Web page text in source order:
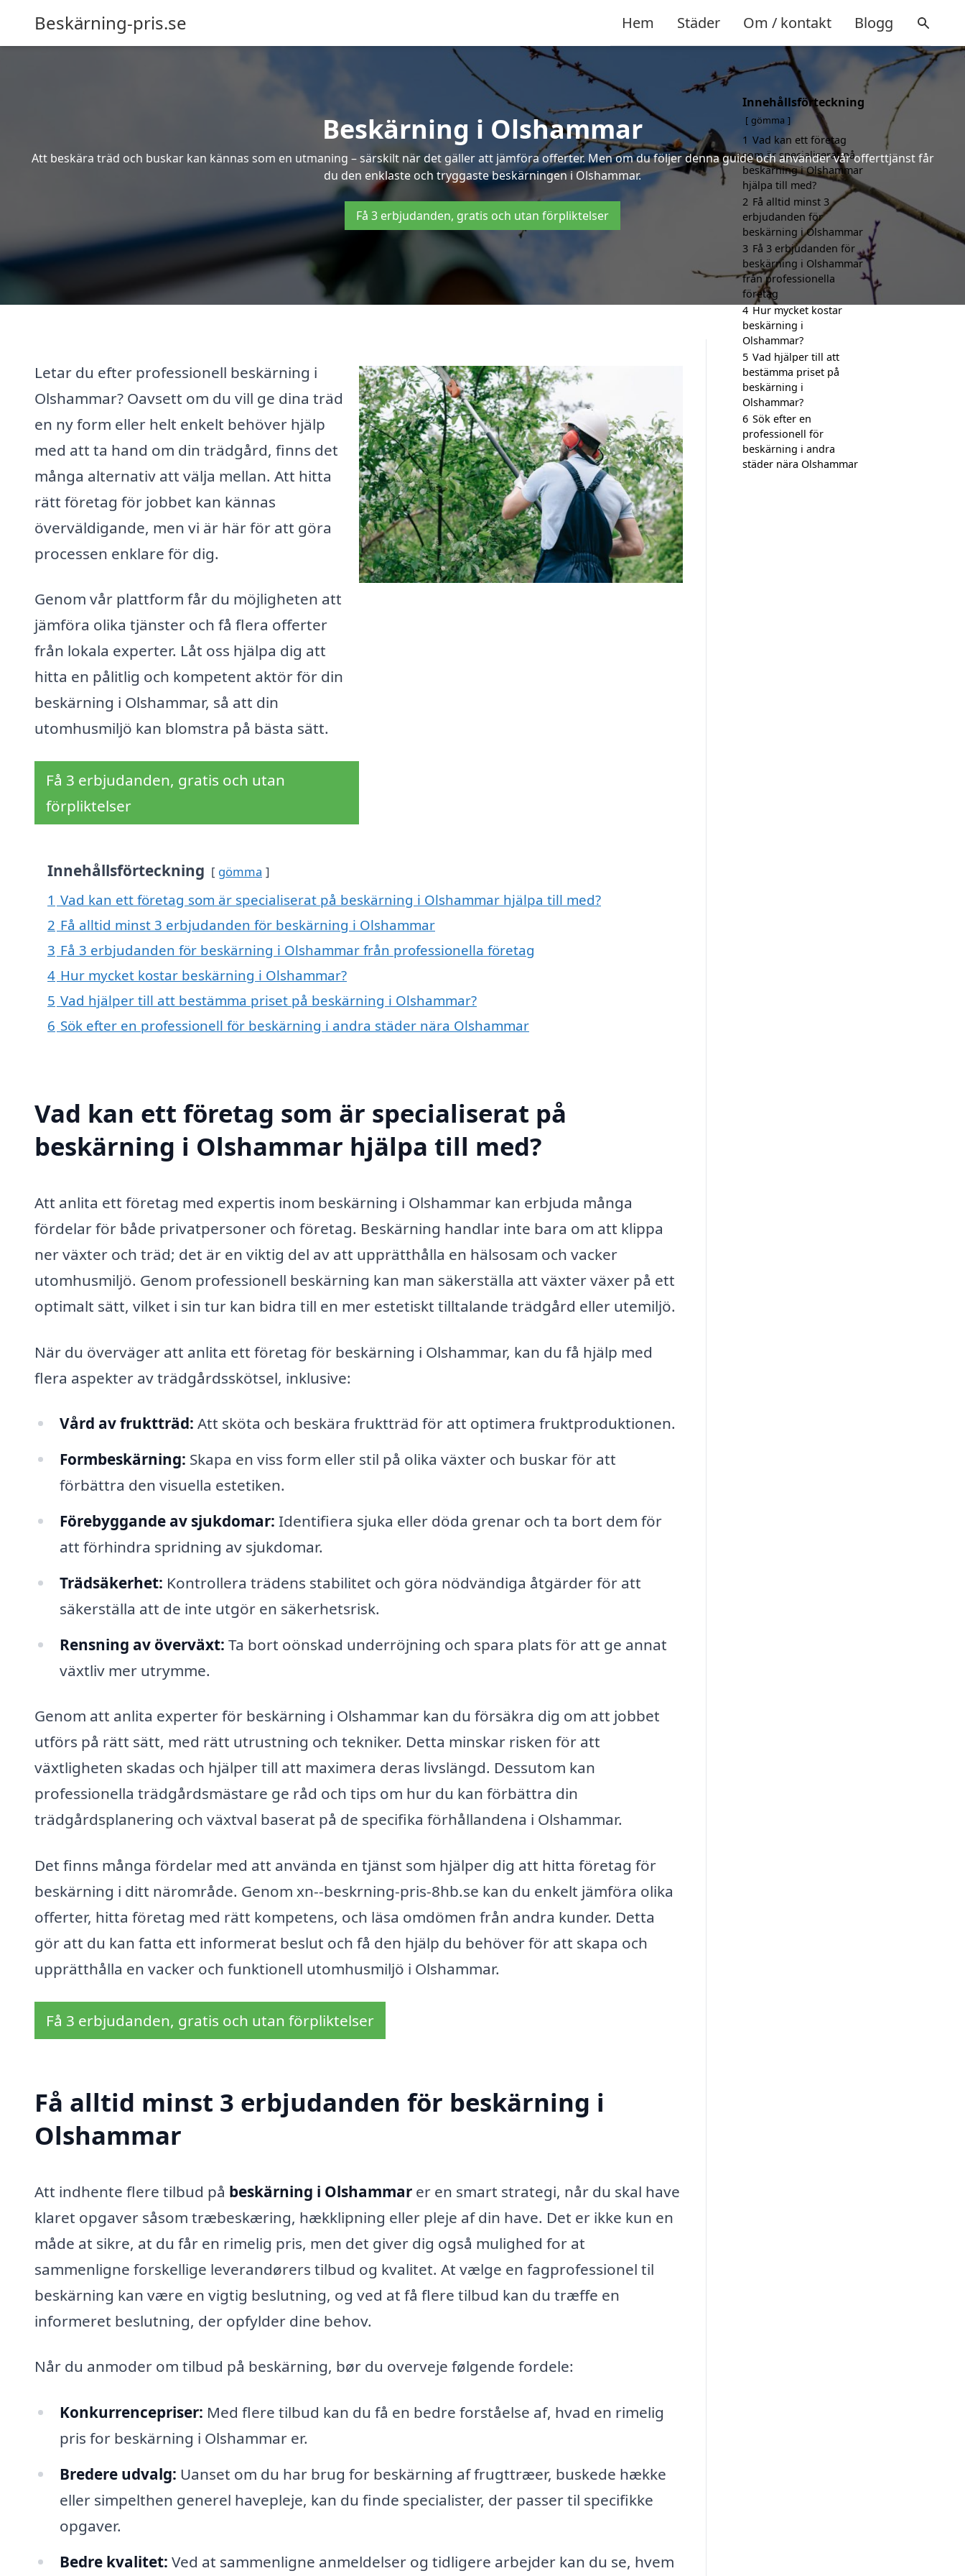
Beskärning-pris.se Hem Städer Om / kontakt Blogg
Beskärning i Olshammar
Att beskära träd och buskar kan kännas som en utmaning – särskilt när det gäller att jämföra offerter. Men om du följer denna guide och använder vår offerttjänst får
du den enklaste och tryggaste beskärningen i Olshammar.
Få 3 erbjudanden, gratis och utan förpliktelser
Letar du efter professionell beskärning i
Olshammar? Oavsett om du vill ge dina träd
en ny form eller helt enkelt behöver hjälp
med att ta hand om din trädgård, finns det
många alternativ att välja mellan. Att hitta
rätt företag för jobbet kan kännas
överväldigande, men vi är här för att göra
processen enklare för dig.
Genom vår plattform får du möjligheten att
jämföra olika tjänster och få flera offerter
från lokala experter. Låt oss hjälpa dig att
hitta en pålitlig och kompetent aktör för din
beskärning i Olshammar, så att din
utomhusmiljö kan blomstra på bästa sätt.
Få 3 erbjudanden, gratis och utan
förpliktelser
Innehållsförteckning gömma
1 Vad kan ett företag som är specialiserat på beskärning i Olshammar hjälpa till med?
2 Få alltid minst 3 erbjudanden för beskärning i Olshammar
3 Få 3 erbjudanden för beskärning i Olshammar från professionella företag
4 Hur mycket kostar beskärning i Olshammar?
5 Vad hjälper till att bestämma priset på beskärning i Olshammar?
6 Sök efter en professionell för beskärning i andra städer nära Olshammar
Vad kan ett företag som är specialiserat på
beskärning i Olshammar hjälpa till med?
Att anlita ett företag med expertis inom beskärning i Olshammar kan erbjuda många
fördelar för både privatpersoner och företag. Beskärning handlar inte bara om att klippa
ner växter och träd; det är en viktig del av att upprätthålla en hälsosam och vacker
utomhusmiljö. Genom professionell beskärning kan man säkerställa att växter växer på ett
optimalt sätt, vilket i sin tur kan bidra till en mer estetiskt tilltalande trädgård eller utemiljö.
När du överväger att anlita ett företag för beskärning i Olshammar, kan du få hjälp med
flera aspekter av trädgårdsskötsel, inklusive:
Vård av fruktträd: Att sköta och beskära fruktträd för att optimera fruktproduktionen.
Formbeskärning: Skapa en viss form eller stil på olika växter och buskar för att
förbättra den visuella estetiken.
Förebyggande av sjukdomar: Identifiera sjuka eller döda grenar och ta bort dem för
att förhindra spridning av sjukdomar.
Trädsäkerhet: Kontrollera trädens stabilitet och göra nödvändiga åtgärder för att
säkerställa att de inte utgör en säkerhetsrisk.
Rensning av överväxt: Ta bort oönskad underröjning och spara plats för att ge annat
växtliv mer utrymme.
Genom att anlita experter för beskärning i Olshammar kan du försäkra dig om att jobbet
utförs på rätt sätt, med rätt utrustning och tekniker. Detta minskar risken för att
växtligheten skadas och hjälper till att maximera deras livslängd. Dessutom kan
professionella trädgårdsmästare ge råd och tips om hur du kan förbättra din
trädgårdsplanering och växtval baserat på de specifika förhållandena i Olshammar.
Det finns många fördelar med att använda en tjänst som hjälper dig att hitta företag för
beskärning i ditt närområde. Genom xn--beskrning-pris-8hb.se kan du enkelt jämföra olika
offerter, hitta företag med rätt kompetens, och läsa omdömen från andra kunder. Detta
gör att du kan fatta ett informerat beslut och få den hjälp du behöver för att skapa och
upprätthålla en vacker och funktionell utomhusmiljö i Olshammar.
Få 3 erbjudanden, gratis och utan förpliktelser
Få alltid minst 3 erbjudanden för beskärning i
Olshammar
Att indhente flere tilbud på beskärning i Olshammar er en smart strategi, når du skal have
klaret opgaver såsom træbeskæring, hækklipning eller pleje af din have. Det er ikke kun en
måde at sikre, at du får en rimelig pris, men det giver dig også mulighed for at
sammenligne forskellige leverandørers tilbud og kvalitet. At vælge en fagprofessionel til
beskärning kan være en vigtig beslutning, og ved at få flere tilbud kan du træffe en
informeret beslutning, der opfylder dine behov.
Når du anmoder om tilbud på beskärning, bør du overveje følgende fordele:
Konkurrencepriser: Med flere tilbud kan du få en bedre forståelse af, hvad en rimelig
pris for beskärning i Olshammar er.
Bredere udvalg: Uanset om du har brug for beskärning af frugttræer, buskede hække
eller simpelthen generel havepleje, kan du finde specialister, der passer til specifikke
opgaver.
Bedre kvalitet: Ved at sammenligne anmeldelser og tidligere arbejder kan du se, hvem
Innehållsförteckning
gömma
1 Vad kan ett företag
som är specialiserat på
beskärning i Olshammar
hjälpa till med?
2 Få alltid minst 3
erbjudanden för
beskärning i Olshammar
3 Få 3 erbjudanden för
beskärning i Olshammar
från professionella
företag
4 Hur mycket kostar
beskärning i
Olshammar?
5 Vad hjälper till att
bestämma priset på
beskärning i
Olshammar?
6 Sök efter en
professionell för
beskärning i andra
städer nära Olshammar